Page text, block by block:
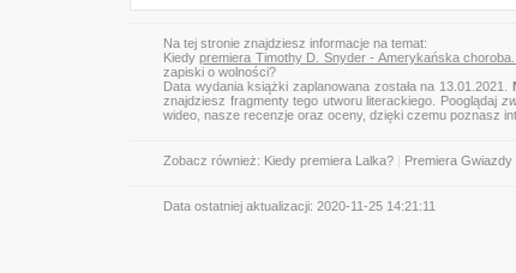
Na tej stronie znajdziesz informacje na temat:
Kiedypremiera Timothy D. Snyder - Amerykańska
zapiski o wolności?
Data wydania książki zaplanowana została na 13.01.2021.
znajdziesz fragmenty tego utworu literackiego. Pooglądaj
wideo, nasze recenzje oraz oceny, dzięki czemu poznasz
Zobacz również: Kiedy premiera Lalka? Premiera
Data ostatniej aktualizacji: 2020-11-25 14:21:11